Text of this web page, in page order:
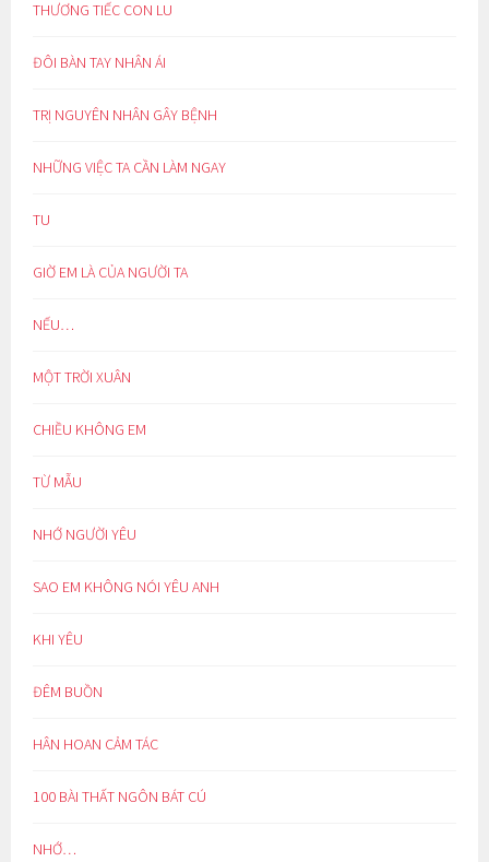
THƯƠNG TIẾC CON LU
ĐÔI BÀN TAY NHÂN ÁI
TRỊ NGUYÊN NHÂN GÂY BỆNH
NHỮNG VIỆC TA CẦN LÀM NGAY
TU
GIỜ EM LÀ CỦA NGƯỜI TA
NẾU…
MỘT TRỜI XUÂN
CHIỀU KHÔNG EM
TỪ MẪU
NHỚ NGƯỜI YÊU
SAO EM KHÔNG NÓI YÊU ANH
KHI YÊU
ĐÊM BUỒN
HÂN HOAN CẢM TÁC
100 BÀI THẤT NGÔN BÁT CÚ
NHỚ…